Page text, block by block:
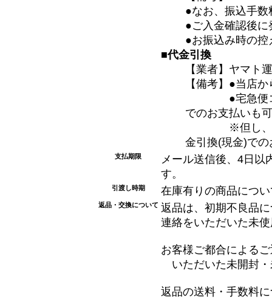
●なお、振込手
●ご入金確認後
●お振込み時の
■代金引換
【業者】ヤマト
【備考】●当店
●宅急便コレ
でのお支払いも
※但し、電波
金引換(現金)で
支払期限
メール送信後、4日以
す。
引渡し時期 在庫有りの商品につ
返品・交換について 返品は、初期不良品
連絡をいただいた未
お客様ご都合による
いただいた未開封・
返品の送料・手数料